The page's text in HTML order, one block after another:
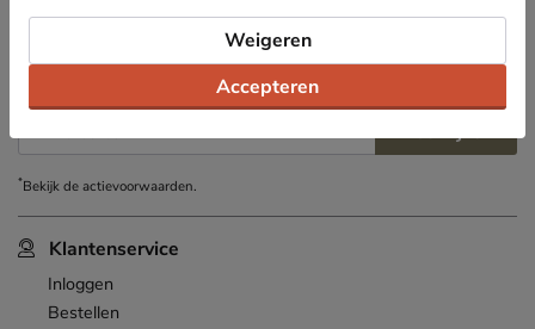
Klantenservice
Inloggen
Bestellen
Nieuwsbrief
Ontvang € 10,- welkomstkorting*en blijf op de hoogte van leuke
E-mailadres Inschrijven
*Bekijk deactievoorwaarden.
Accepteren
Weigeren